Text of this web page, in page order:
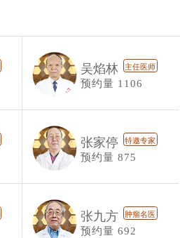
吴焰林 主任医师
预约量 1106
张家停 特邀专家
预约量 875
张九方 肿瘤名医
预约量 692